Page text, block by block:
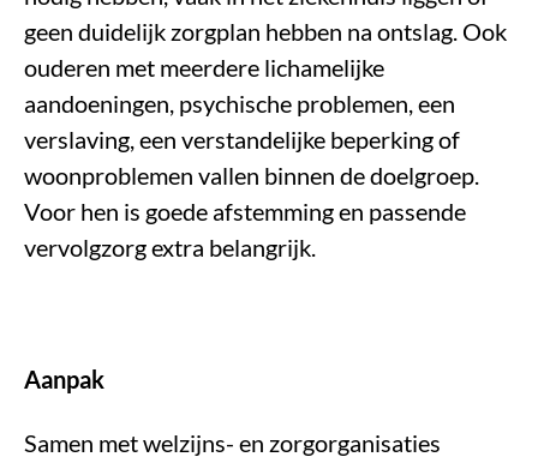
geen duidelijk zorgplan hebben na ontslag. Ook
ouderen met meerdere lichamelijke
aandoeningen, psychische problemen, een
verslaving, een verstandelijke beperking of
woonproblemen vallen binnen de doelgroep.
Voor hen is goede afstemming en passende
vervolgzorg extra belangrijk.
Aanpak
Samen met welzijns- en zorgorganisaties